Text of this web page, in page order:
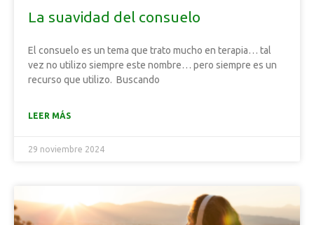
La suavidad del consuelo
El consuelo es un tema que trato mucho en terapia… tal
vez no utilizo siempre este nombre… pero siempre es un
recurso que utilizo. Buscando
LEER MÁS
29 noviembre 2024